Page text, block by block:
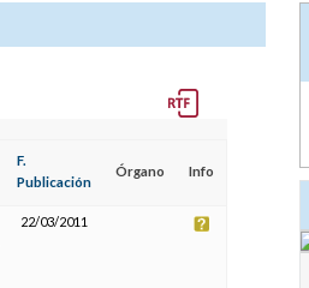
F.
Publicación
Órgano Info
22/03/2011